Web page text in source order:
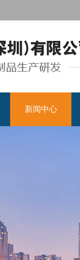
新闻中心